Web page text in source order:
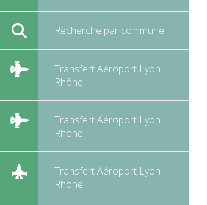
Recherche par commune
Transfert Aéroport Lyon
Rhône
Transfert Aéroport Lyon
Rhone
Transfert Aéroport Lyon
Rhône